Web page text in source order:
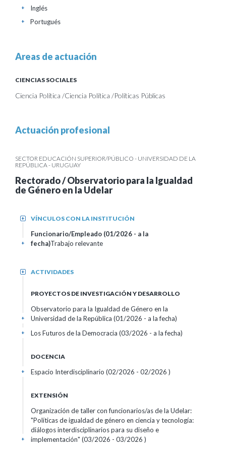
Inglés
+
Portugués
+
Areas de actuación
CIENCIAS SOCIALES
Ciencia Política /Ciencia Política /Políticas Públicas
Actuación profesional
SECTOR EDUCACIÓN SUPERIOR/PÚBLICO - UNIVERSIDAD DE LA
REPÚBLICA - URUGUAY
Rectorado / Observatorio para la Igualdad
de Género en la Udelar
VÍNCULOS CON LA INSTITUCIÓN
+
Funcionario/Empleado (01/2026 - a la
fecha)Trabajo relevante
+
ACTIVIDADES
+
PROYECTOS DE INVESTIGACIÓN Y DESARROLLO
Observatorio para la Igualdad de Género en la
Universidad de la República (01/2026 - a la fecha)
+
Los Futuros de la Democracia (03/2026 - a la fecha)
+
DOCENCIA
Espacio Interdisciplinario (02/2026 - 02/2026 )
+
EXTENSIÓN
Organización de taller con funcionarios/as de la Udelar:
"Políticas de igualdad de género en ciencia y tecnología:
diálogos interdisciplinarios para su diseño e
implementación" (03/2026 - 03/2026 )
+